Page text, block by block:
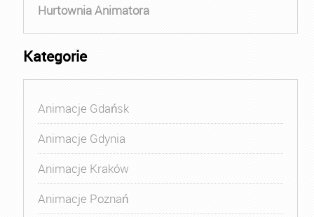
Hurtownia Animatora
Kategorie
Animacje Gdańsk
Animacje Gdynia
Animacje Kraków
Animacje Poznań